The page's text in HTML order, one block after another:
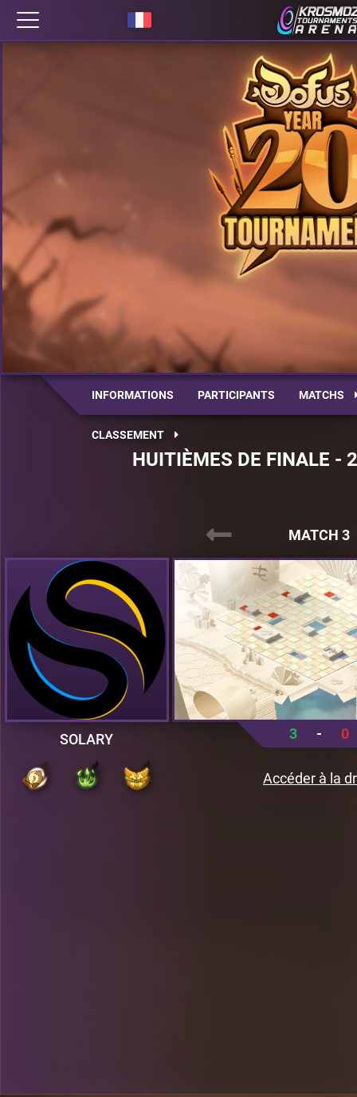
INFORMATIONS PARTICIPANTS MATCHS
CLASSEMENT
HUITIÈMES DE FINALE
MATCH 3
SOLARY 3 - 0
Accéder à la